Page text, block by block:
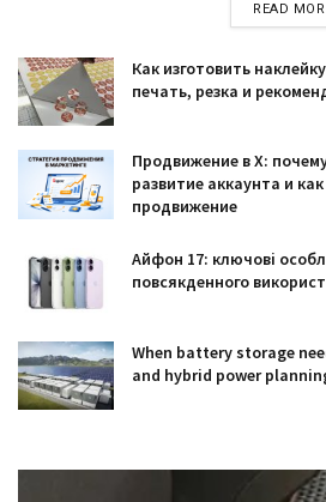
READ
Как изготовить
печать, резка и
Продвижение в X:
развитие аккаунта и
продвижение
Айфон 17: ключові
повсякденного
When battery storage
and hybrid power